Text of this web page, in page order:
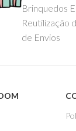
Brinquedos
Reutilização
de Envios